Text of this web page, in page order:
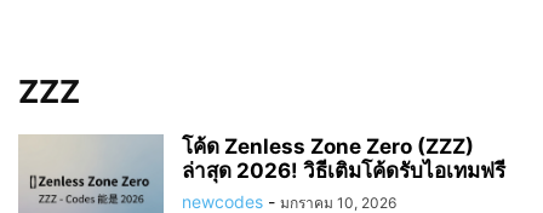
ZZZ
โค้ด Zenless Zone Zero (ZZZ)
ล่าสุด 2026! วิธีเติมโค้ดรับไอเทมฟรี
newcodes - มกราคม 10, 2026